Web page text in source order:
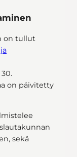
on tullut
on päivitetty
sekä